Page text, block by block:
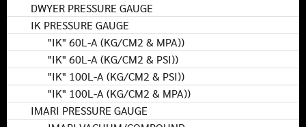
DWYER PRESSURE GAUGE
IK PRESSURE GAUGE
"IK" 60L-A (KG/CM2 & MPA))
"IK" 60L-A (KG/CM2 & PSI))
"IK" 100L-A (KG/CM2 & PSI))
"IK" 100L-A (KG/CM2 & MPA))
IMARI PRESSURE GAUGE